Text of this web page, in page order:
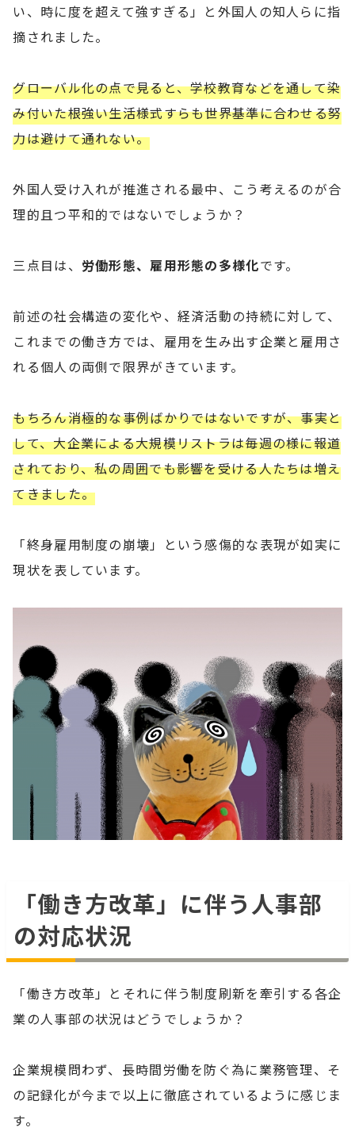
い、時に度を超えて強すぎる」と外国人の知人らに指
摘されました。
グローバル化の点で見ると、学校教育などを通して染
み付いた根強い生活様式すらも世界基準に合わせる努
力は避けて通れない。
外国人受け入れが推進される最中、こう考えるのが合
理的且つ平和的ではないでしょうか？
三点目は、 労働形態、雇用形態の多様化です。
前述の社会構造の変化や、経済活動の持続に対して、
これまでの働き方では、雇用を生み出す企業と雇用さ
れる個人の両側で限界がきています。
もちろん消極的な事例ばかりではないですが、事実と
して、大企業による大規模リストラは毎週の様に報道
されており、私の周囲でも影響を受ける人たちは増え
てきました。
「終身雇用制度の崩壊」という感傷的な表現が如実に
現状を表しています。
「働き方改革」に伴う人事部
の対応状況
「働き方改革」とそれに伴う制度刷新を牽引する各企
業の人事部の状況はどうでしょうか？
企業規模問わず、長時間労働を防ぐ為に業務管理、そ
の記録化が今まで以上に徹底されているように感じま
す。